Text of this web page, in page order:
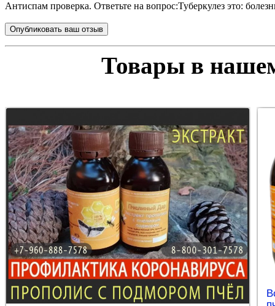
Антиспам проверка. Ответьте на вопрос:Туберкулез это:
Товары в